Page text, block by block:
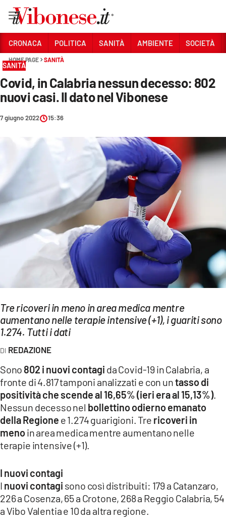
Sezioni
CRONACA
POLITICA
SANITÀ
AMBIENTE
SOCIETÀ
ECONOMIA E LAVORO
EVENTI
LAC NETWORK
LaC
Network
LACPLAY.IT
LACTV.IT
LACONAIR.IT
ILREGGINO.IT
COSENZACHANNEL.IT
CRONACA POLITICA SANITÀ AMBIENTE SOCIETÀ
HOME PAGE SANITÀ
SANITÀ
Covid, in Calabria nessun decesso: 802
nuovi casi. Il dato nel Vibonese
7 giugno 2022 15:36
Tre ricoveri in meno in area medica mentre
aumentano nelle terapie intensive (+1), i guariti sono
1.274. Tutti i dati
REDAZIONE
Sono 802 i nuovi contagi da Covid-19 in Calabria, a
fronte di 4.817 tamponi analizzati e con untasso di
positività che scende al 16,65% (ieri era al 15,13%).
Nessun decesso nel bollettino odierno emanato
della Regione e 1.274 guarigioni. Tre ricoveri in
menoin area medica mentre aumentano nelle
terapie intensive (+1).
I nuovi contagi
I nuovi contagi sono così distribuiti: 179 a Catanzaro,
226 a Cosenza, 65 a Crotone, 268 a Reggio Calabria, 54
a Vibo Valentia e 10 da altra regione.